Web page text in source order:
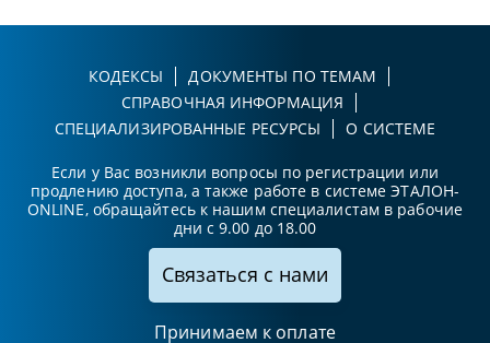
КОДЕКСЫ
ДОКУМЕНТЫ ПО ТЕМАМ
СПРАВОЧНАЯ ИНФОРМАЦИЯ
СПЕЦИАЛИЗИРОВАННЫЕ РЕСУРСЫ
О СИСТЕМЕ
Если у Вас возникли вопросы по регистрации или
продлению доступа, а также работе в системе ЭТАЛОН-
ONLINE, обращайтесь к нашим специалистам в рабочие
дни с 9.00 до 18.00
Связаться с нами
Принимаем к оплате